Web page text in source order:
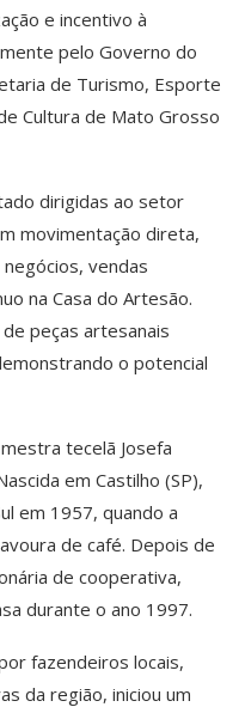
e incentivo à
pelo Governo do
de Turismo, Esporte
Cultura de Mato Grosso
dirigidas ao setor
movimentação direta,
vendas
na Casa do Artesão.
peças artesanais
o potencial
tecelã Josefa
em Castilho (SP),
em 1957, quando a
de café. Depois de
de cooperativa,
durante o ano 1997.
fazendeiros locais,
da região, iniciou um